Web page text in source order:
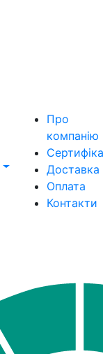
Про
компанію
Доставка
Оплата
Контакти